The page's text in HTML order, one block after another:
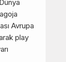
Avrupa
play